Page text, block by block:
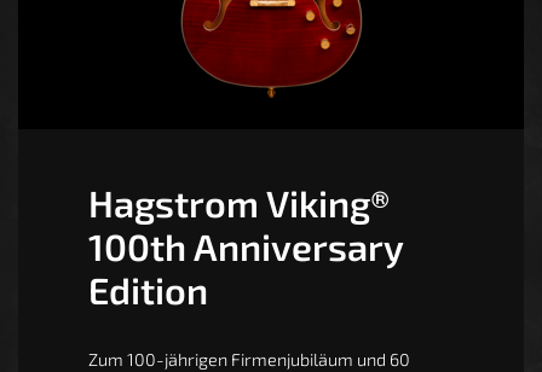
Hagstrom Viking®
100th Anniversary
Edition
Zum 100-jährigen Firmenjubiläum und 60